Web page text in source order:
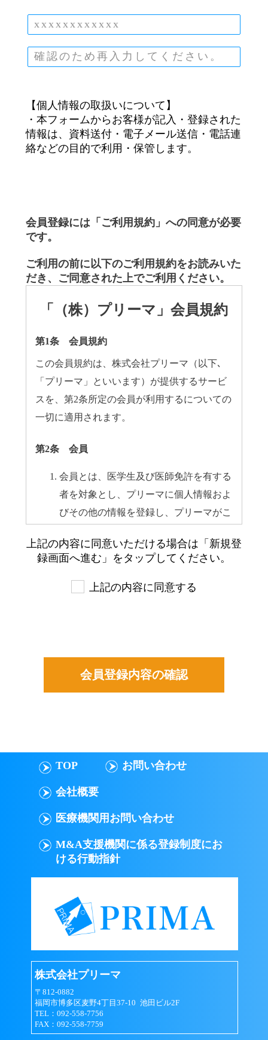
【個人情報の取扱いについて】
・本フォームからお客様が記入・登録された
情報は、資料送付・電子メール送信・電話連
絡などの目的で利用・保管します。
会員登録には「ご利用規約」への同意が必要
です。
ご利用の前に以下のご利用規約をお読みいた
だき、ご同意された上でご利用ください。
「（株）プリーマ」会員規約
第1条 会員規約
この会員規約は、株式会社プリーマ（以下､
「プリーマ」といいます）が提供するサービ
スを、第2条所定の会員が利用するについての
一切に適用されます。
第2条 会員
会員とは、医学生及び医師免許を有する
者を対象とし、プリーマに個人情報およ
びその他の情報を登録し、プリーマがこ
録および承認後、会員はプリーマのサー
ビスを利用できるものとします。
会員は会員登録を行った時点で､本規約
更・追加・削除できるものとします。
第3条 禁止行為
会員は以下の行為を行なわないものとします｡
意図的に虚偽の情報を登録する行為
を他人に貸与、譲渡などして、プリーマ
パスワードを不正に使用する行為
著作権、商標権、プライバシー権、氏名
する行為
法令、公序良俗に反する行為、またはそ
の恐れのある行為
上記の内容に同意いただける場合は「新規登
録画面へ進む」をタップしてください。
上記の内容に同意する
TOP お問い合わせ
会社概要
医療機関用お問い合わせ
M&A支援機関に係る登録制度にお
ける行動指針
株式会社プリーマ
〒812-0882
福岡市博多区麦野4丁目37-10 池田ビル2F
TEL：092-558-7756
FAX：092-558-7759